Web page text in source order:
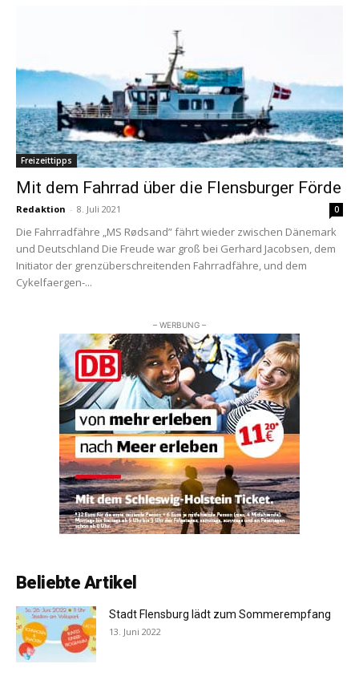
Freizeittipps
Mit dem Fahrrad über die Flensburger Förde
Redaktion - 8. Juli 2021 0
Die Fahrradfähre „MS Rødsand” fährt wieder zwischen Dänemark
und Deutschland Die Freude war groß bei Gerhard Jacobsen, dem
Initiator der grenzüberschreitenden Fahrradfähre, und dem
Cykelfaergen-...
– WERBUNG –
Beliebte Artikel
Stadt Flensburg lädt zum Sommerempfang
13. Juni 2022